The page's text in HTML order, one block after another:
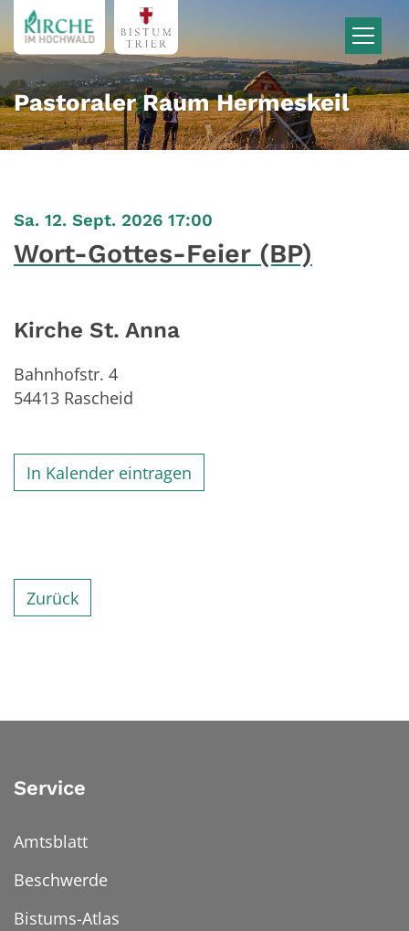
Zum Inhalt springen
Pastoraler Raum Hermeskeil
Sa. 12. Sept. 2026 17:00
Wort-Gottes-Feier (BP)
Kirche St. Anna
Bahnhofstr. 4
54413 Rascheid
In Kalender eintragen
Zurück
Service
Amtsblatt
Beschwerde
Bistums-Atlas